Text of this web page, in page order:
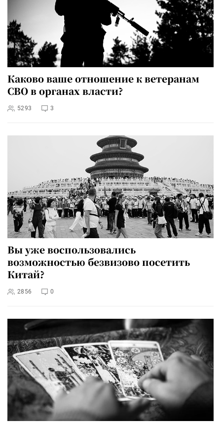
Каково ваше отношение к ветеранам
СВО в органах власти?
5293 3
Вы уже воспользовались
возможностью безвизово посетить
Китай?
2856 0